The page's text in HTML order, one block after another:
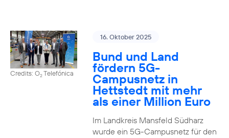
Credits: O2Telefónica
16. Oktober 2025
Bund und Land
fördern 5G-
Campusnetz in
Hettstedt mit mehr
als einer Million Euro
Im Landkreis Mansfeld Südharz
wurde ein 5G-Campusnetz für den